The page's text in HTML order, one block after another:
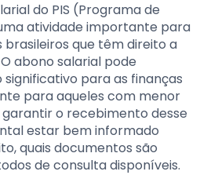
do PIS (Programa de
atividade importante para
que têm direito a
abono salarial pode
para as finanças
para aqueles com menor
o recebimento desse
estar bem informado
quais documentos são
de consulta disponíveis.